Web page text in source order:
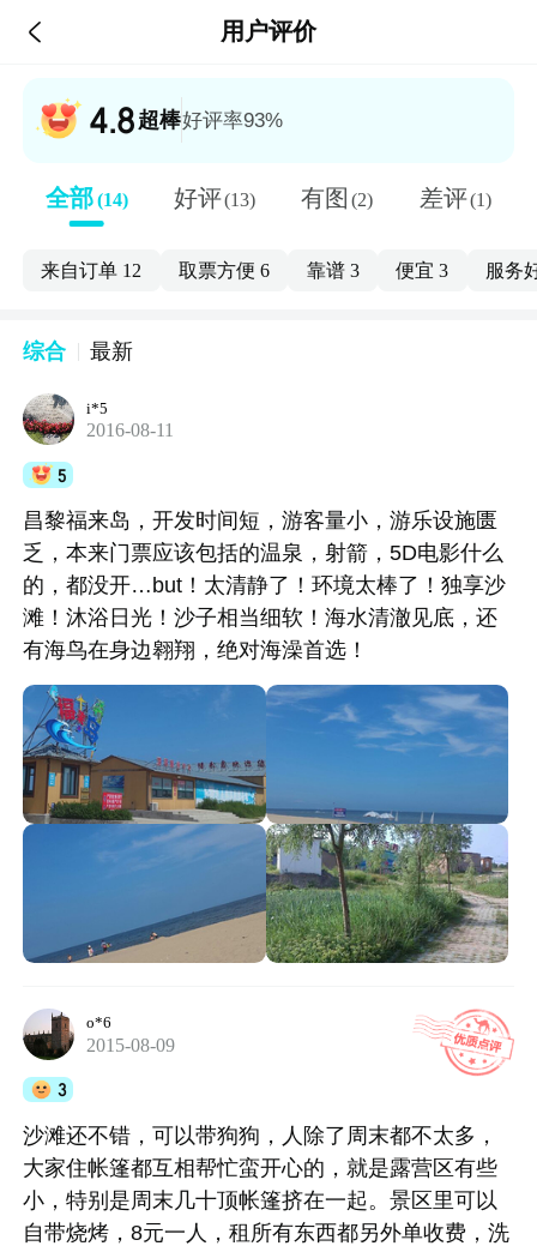
 用户评价
4.8 超棒好评率93%
全部(14) 好评(13) 有图 (2) 差评(1)
来自订单 12 取票方便6 靠谱 3 便宜3 服务
综合 最新
i*5
2016-08-11
5
昌黎福来岛，开发时间短，游客量小，游乐设施匮
乏，本来门票应该包括的温泉，射箭，5D电影什么
的，都没开…but！太清静了！环境太棒了！独享沙
滩！沐浴日光！沙子相当细软！海水清澈见底，还
有海鸟在身边翱翔，绝对海澡首选！
o*6
2015-08-09
3
沙滩还不错，可以带狗狗，人除了周末都不太多，
大家住帐篷都互相帮忙蛮开心的，就是露营区有些
小，特别是周末几十顶帐篷挤在一起。景区里可以
自带烧烤，8元一人，租所有东西都另外单收费，洗